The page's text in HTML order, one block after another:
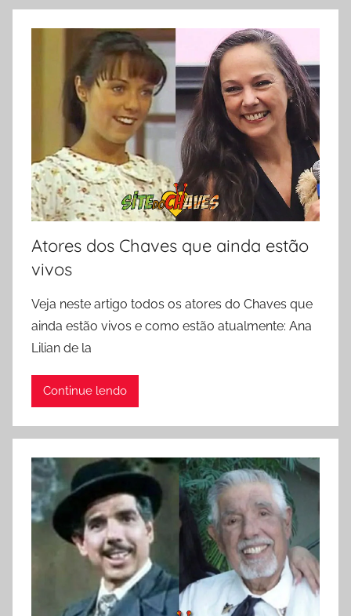
Atores dos Chaves que ainda estão
vivos
Veja neste artigo todos os atores do Chaves que
ainda estão vivos e como estão atualmente: Ana
Lilian de la
Continue lendo